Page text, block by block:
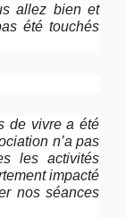
allez bien et
été touchés
de vivre a été
n’a pas
les activités
impacté
nos séances